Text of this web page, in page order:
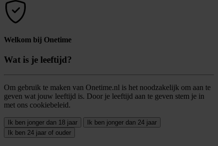
Welkom bij Onetime
Wat is je leeftijd?
Om gebruik te maken van Onetime.nl is het noodzakelijk om aan te
geven wat jouw leeftijd is. Door je leeftijd aan te geven stem je in
met ons cookiebeleid.
Ik ben jonger dan 18 jaar
Ik ben jonger dan 24 jaar
Ik ben 24 jaar of ouder